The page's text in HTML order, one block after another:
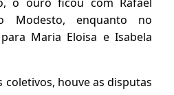
Modesto, enquanto no
Maria Eloisa e Isabela
coletivos, houve as disputas